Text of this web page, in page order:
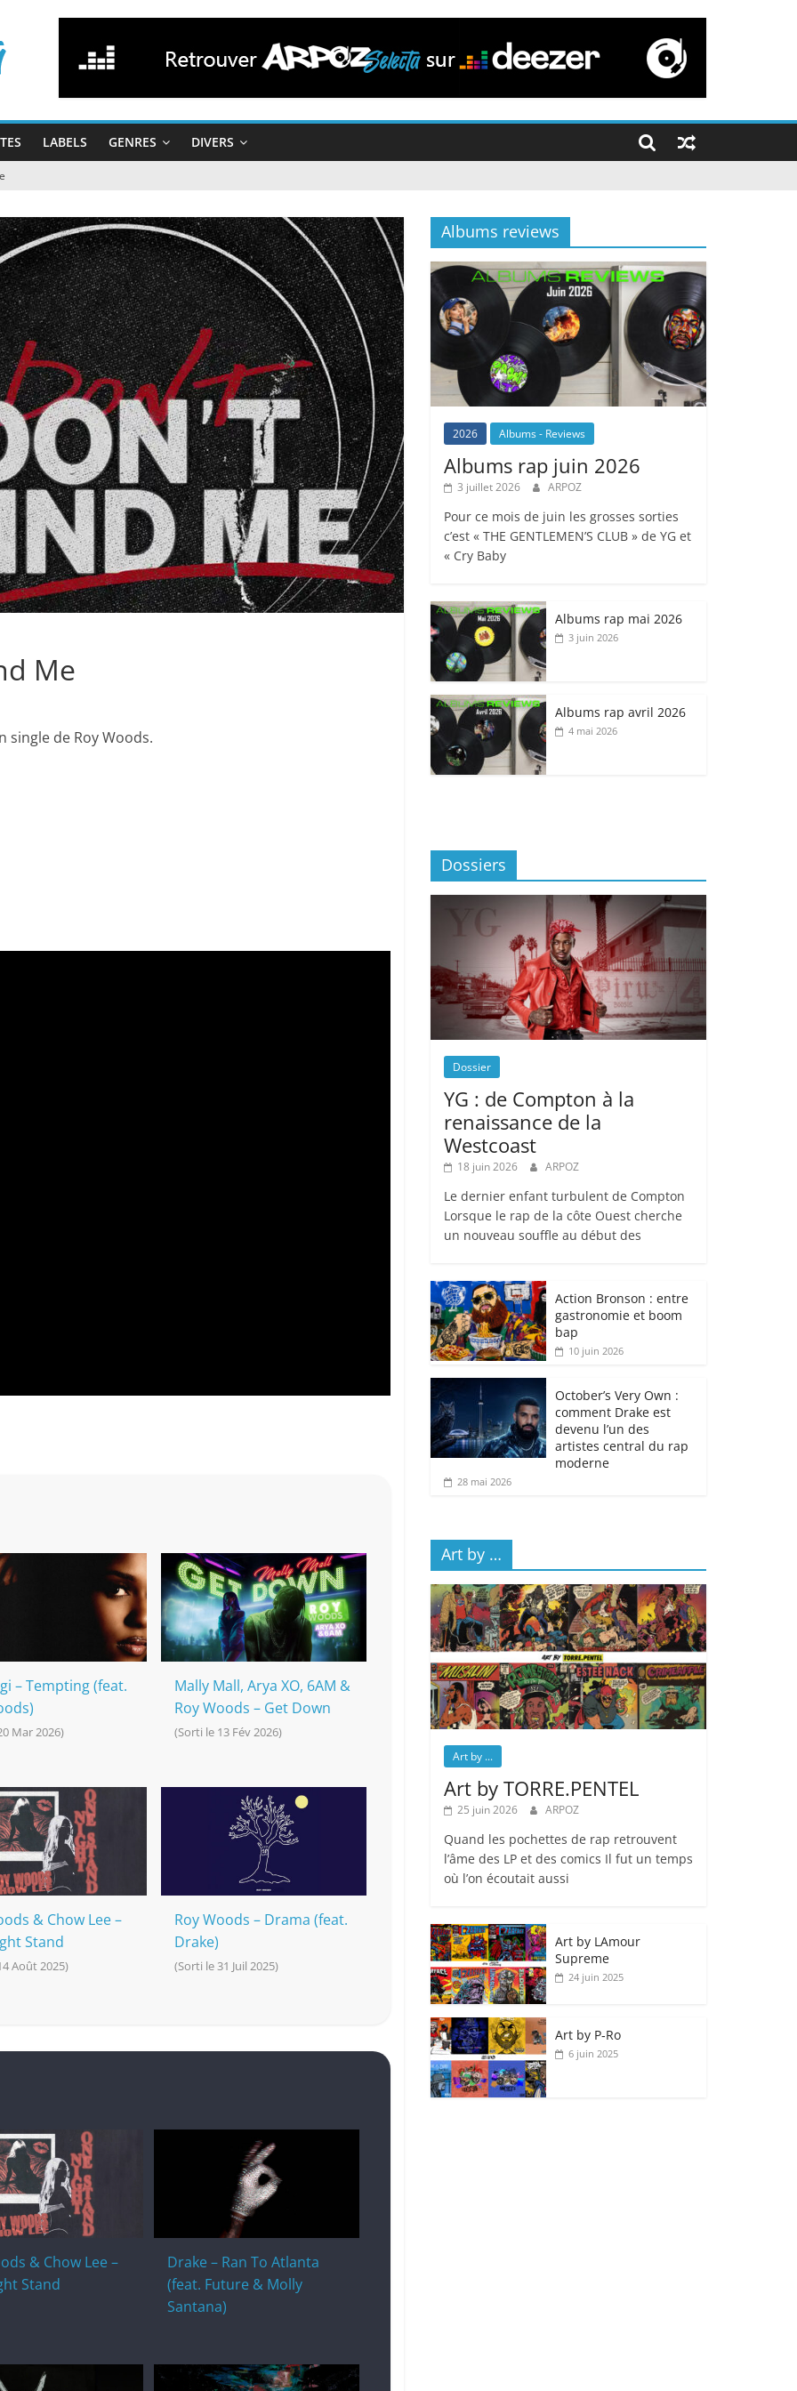
LABELS GENRES DIVERS
Me
single de Roy Woods.
– Tempting (feat.
Mar 2026)
Mally Mall, Arya XO, 6AM &
Roy Woods – Get Down
(Sorti le 13 Fév 2026)
& Chow Lee –
Stand
Août 2025)
Roy Woods – Drama (feat.
Drake)
(Sorti le 31 Juil 2025)
& Chow Lee –
Stand
Drake – Ran To Atlanta
(feat. Future & Molly
Santana)
Albums reviews
2026 Albums - Reviews
Albums rap juin 2026
3 juillet 2026 ARPOZ
Pour ce mois de juin les grosses sorties
c’est « THE GENTLEMEN’S CLUB » de YG et
« Cry Baby
Albums rap mai 2026
3 juin 2026
Albums rap avril 2026
4 mai 2026
Dossiers
Dossier
YG : de Compton à la
renaissance de la
Westcoast
18 juin 2026 ARPOZ
Le dernier enfant turbulent de Compton
Lorsque le rap de la côte Ouest cherche
un nouveau souffle au début des
Action Bronson : entre
gastronomie et boom
bap
10 juin 2026
October’s Very Own :
comment Drake est
devenu l’un des
artistes central du rap
moderne
28 mai 2026
Art by …
Art by ...
Art by TORRE.PENTEL
25 juin 2026 ARPOZ
Quand les pochettes de rap retrouvent
l’âme des LP et des comics Il fut un temps
où l’on écoutait aussi
Art by LAmour
Supreme
24 juin 2025
Art by P‑Ro
6 juin 2025